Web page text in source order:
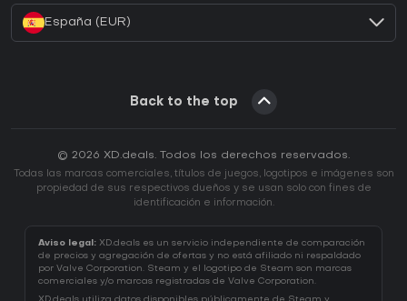
España (EUR)
Back to the top
© 2026 XD.deals. Todos los derechos reservados.
Todas las marcas comerciales, títulos de juegos, logotipos e imágenes son
propiedad de sus respectivos dueños y se usan solo con fines de
identificación e información.
Aviso legal: XD.deals es un servicio independiente de comparación
de precios y agregación de ofertas y no está afiliado ni respaldado
por Valve Corporation. Steam y el logotipo de Steam son marcas
comerciales y/o marcas registradas de Valve Corporation.